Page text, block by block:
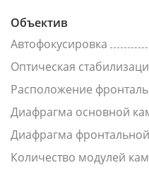
Объектив
Автофокусировка
Оптическая
Расположение
Диафрагма основной
Диафрагма
Количество модулей